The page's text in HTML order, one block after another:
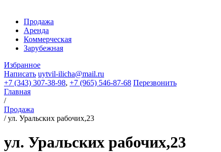
Продажа
Аренда
Коммерческая
Зарубежная
Избранное
Написать uytvil-ilicha@mail.ru
+7 (343) 307-38-98, +7 (965) 546-87-68 Перезвонить
Главная
/
Продажа
/ул. Уральских рабочих,23
ул. Уральских рабочих,23